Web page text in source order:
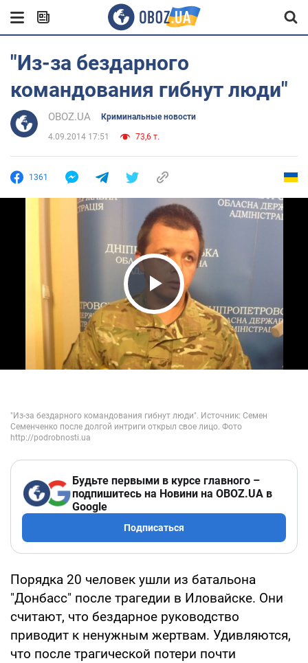
"Из-за бездарного
командования гибнут люди"
OBOZ.UA Криминальные новости
4.09.2014 17:51 73,6 т.
1361
Play Video
Будьте первыми в курсе главного –
подпишитесь на Новини на OBOZ.UA в
Google
Подписаться
Порядка 20 человек ушли из батальона
"Донбасс" после трагедии в Иловайске. Они
считают, что бездарное руководство
приводит к ненужным жертвам. Удивляются,
что после трагической потери почти